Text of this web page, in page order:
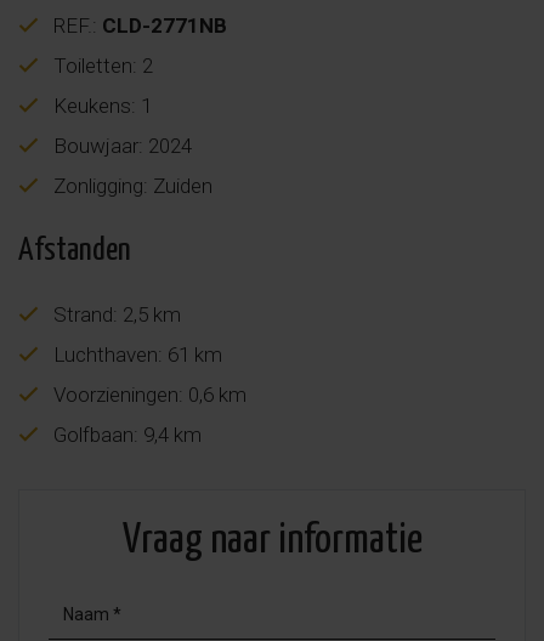
REF.: CLD-2771NB
Toiletten: 2
Keukens: 1
Bouwjaar: 2024
Zonligging: Zuiden
Afstanden
Strand: 2,5 km
Luchthaven: 61 km
Voorzieningen: 0,6 km
Golfbaan: 9,4 km
Vraag naar informatie